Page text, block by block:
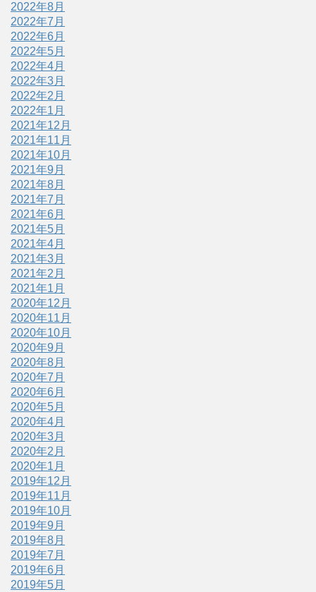
2022年8月
2022年7月
2022年6月
2022年5月
2022年4月
2022年3月
2022年2月
2022年1月
2021年12月
2021年11月
2021年10月
2021年9月
2021年8月
2021年7月
2021年6月
2021年5月
2021年4月
2021年3月
2021年2月
2021年1月
2020年12月
2020年11月
2020年10月
2020年9月
2020年8月
2020年7月
2020年6月
2020年5月
2020年4月
2020年3月
2020年2月
2020年1月
2019年12月
2019年11月
2019年10月
2019年9月
2019年8月
2019年7月
2019年6月
2019年5月